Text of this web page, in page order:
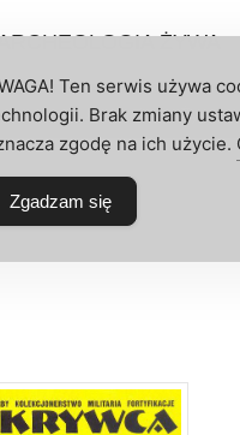
ŻYWA
Archeologia Żywa
Ten serwis używa
Brak zmiany
zgodę na ich użycie.
Zgadzam się